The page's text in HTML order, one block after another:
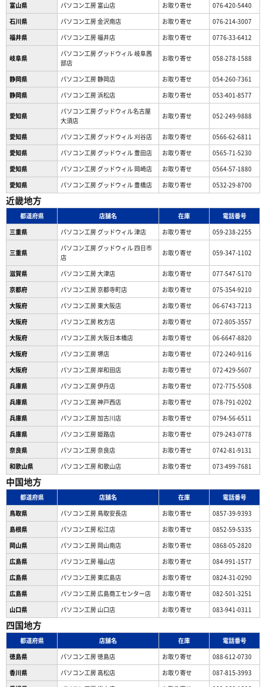
富山県
パソコン工房 富山店 お取り寄せ
076-420-5440
石川県
パソコン工房 金沢南店 お取り寄せ
076-214-3007
福井県
パソコン工房 福井店 お取り寄せ 0776-33-6412
岐阜県
パソコン工房 グッドウィル 岐阜茜
部店
お取り寄せ 058-278-1588
静岡県 パソコン工房 静岡店 お取り寄せ
054-260-7361
静岡県
パソコン工房 浜松店 お取り寄せ 053-401-8577
愛知県
パソコン工房 グッドウィル名古屋
大須店
お取り寄せ 052-249-9888
愛知県 パソコン工房 グッドウィル 刈谷店 お取り寄せ
0566-62-6811
愛知県
パソコン工房 グッドウィル 豊田店 お取り寄せ
0565-71-5230
愛知県
パソコン工房 グッドウィル 岡崎店 お取り寄せ
0564-57-1880
愛知県
パソコン工房 グッドウィル 豊橋店 お取り寄せ 0532-29-8700
近畿地方
都道府県 店舗名 在庫
電話番号
三重県
パソコン工房 グッドウィル 津店 お取り寄せ 059-238-2255
三重県
パソコン工房 グッドウィル 四日市
店
お取り寄せ 059-347-1102
滋賀県 パソコン工房 大津店 お取り寄せ
077-547-5170
京都府
パソコン工房 京都寺町店 お取り寄せ
075-354-9210
大阪府
パソコン工房 東大阪店 お取り寄せ
06-6743-7213
大阪府
パソコン工房 枚方店 お取り寄せ
072-805-3557
大阪府
パソコン工房 大阪日本橋店 お取り寄せ
06-6647-8820
大阪府
パソコン工房 堺店 お取り寄せ
072-240-9116
大阪府
パソコン工房 岸和田店 お取り寄せ
072-429-5607
兵庫県
パソコン工房 伊丹店 お取り寄せ
072-775-5508
兵庫県
パソコン工房 神戸西店 お取り寄せ
078-791-0202
兵庫県
パソコン工房 加古川店 お取り寄せ
0794-56-6511
兵庫県
パソコン工房 姫路店 お取り寄せ
079-243-0778
奈良県
パソコン工房 奈良店 お取り寄せ
0742-81-9131
和歌山県
パソコン工房 和歌山店 お取り寄せ 073-499-7681
中国地方
都道府県 店舗名 在庫
電話番号
鳥取県
パソコン工房 鳥取安長店 お取り寄せ
0857-39-9393
島根県
パソコン工房 松江店 お取り寄せ
0852-59-5335
岡山県
パソコン工房 岡山南店 お取り寄せ
0868-05-2820
広島県
パソコン工房 福山店 お取り寄せ
084-991-1577
広島県
パソコン工房 東広島店 お取り寄せ
0824-31-0290
広島県
パソコン工房 広島商工センター店 お取り寄せ
082-501-3251
山口県
パソコン工房 山口店 お取り寄せ 083-941-0311
四国地方
都道府県 店舗名 在庫
電話番号
徳島県
パソコン工房 徳島店 お取り寄せ
088-612-0730
香川県
パソコン工房 高松店 お取り寄せ
087-815-3993